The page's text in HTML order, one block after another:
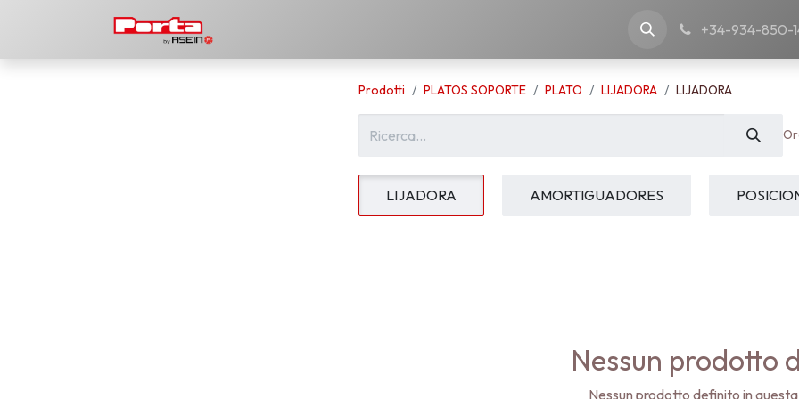
+34-934-850-
Prodotti PLATOS SOPORTE PLATO LIJADORA LIJADORA
LIJADORA AMORTIGUADORES
Nessun prodotto
Nessun prodotto definito in